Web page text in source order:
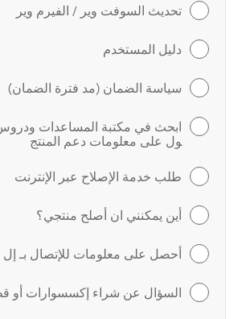
تحديث السوفت وير / الفيرم وير
دليل المستخدم
سياسة الضمان (مد فترة الضمان)
ابحث في مكتبة المساعدات ودروس
ول على معلومات دعم المنتج
طلب خدمة الإصلاح عبر الإنترنت
أين يمكنني ان أصلح منتجي؟
أحصل على معلومات للإتصال بـ
السؤال عن شراء إكسسوارات أو